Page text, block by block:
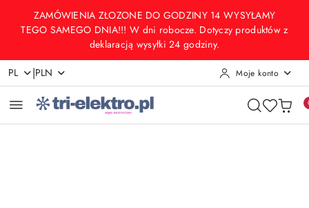
Przejdź do treści głównej
Przejdź do wyszukiwarki
Przejdź do moje konto
Przejdź do menu głównego
Przejdź do opisu produktu
Przejdź do stopki
ZAMÓWIENIA ZŁOZONE DO GODZINY 14 WYSYŁAMY
TEGO SAMEGO DNIA!!! W dni robocze. Dotyczy produktów z
deklaracją wysyłki 24 godziny.
PL |PLN Moje konto